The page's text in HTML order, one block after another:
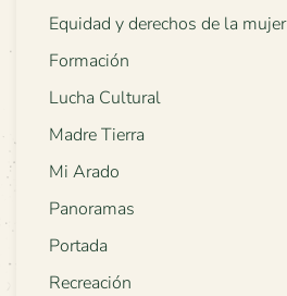
Equidad y derechos de la mujer
Formación
Lucha Cultural
Madre Tierra
Mi Arado
Panoramas
Portada
Recreación